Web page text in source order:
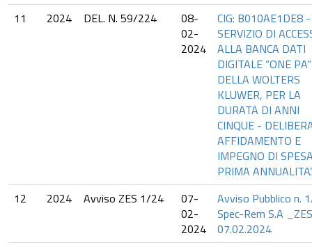
11 2024 DEL. N. 59/224
08-
02-
2024
CIG: B010AE1DE8 -
SERVIZIO DI
ALLA BANCA DATI
DIGITALE “ONE PA”
DELLA WOLTERS
KLUWER, PER LA
DURATA DI ANNI
CINQUE -
AFFIDAMENTO E
IMPEGNO DI
PRIMA ANNUALITA’.
12
2024 Avviso ZES 1/24
07-
02-
2024
Avviso Pubblico n.
Spec-Rem S.A
07.02.2024